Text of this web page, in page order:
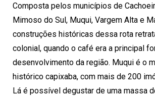
Composta pelos municípios de
Mimoso do Sul, Muqui, Vargem Alta e
construções históricas dessa rota
colonial, quando o café era a principal
desenvolvimento da região. Muqui é o
histórico capixaba, com mais de 200
Lá é possível degustar de uma massa